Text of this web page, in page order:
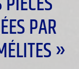
PAR
»